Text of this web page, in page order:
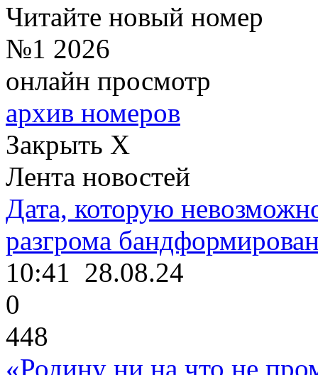
Читайте новый номер
№1 2026
онлайн просмотр
архив номеров
Закрыть X
Лента новостей
Дата, которую
разгрома
10:41 28.08.24
0
448
«Родину ни на что не